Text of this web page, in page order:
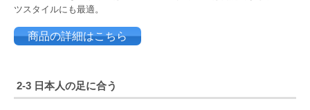
ツスタイルにも最適。
商品の詳細はこちら
2-3 日本人の足に合う